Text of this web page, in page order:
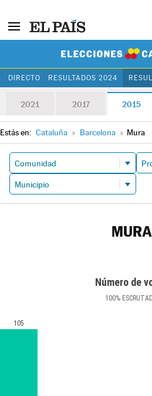
DIRECTO RESULTADOS 2024
2021 2017 2015
Estás en: Cataluña » Barcelona » Mura
MURA
Número de
100%
105